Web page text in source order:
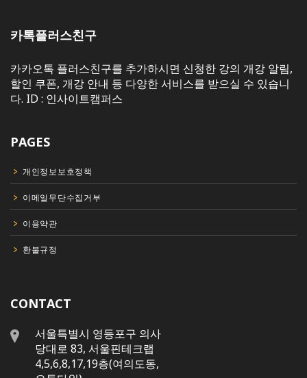
카톡플러스친구
카카오톡 플러스친구를 추가하시면 신청한 강의 개강 알림,
할인 쿠폰, 개강 안내 등 다양한 서비스를 받으실 수 있습니
다. ID : 인사이트캠퍼스
PAGES
개인정보보호정책
이메일무단수집거부
이용약관
환불규정
CONTACT
서울특별시 영등포구 의사
당대로 83, 서울핀테크랩
4,5,6,8,17,19층(여의도동,